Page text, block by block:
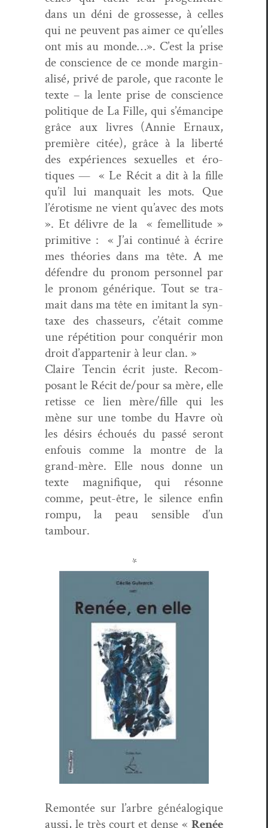
dans un déni de grossesse, à celles
qui ne peu­vent pas aimer ce qu’elles
ont mis au monde…». C’est la prise
de con­science de ce monde mar­gin­
al­isé, privé de parole, que racon­te le
texte – la lente prise de con­science
poli­tique de La Fille, qui s’é­mancipe
grâce aux livres (Annie Ernaux,
pre­mière citée), grâce à la lib­erté
des expéri­ences sex­uelles et éro­
tiques — « Le Réc­it a dit à la fille
qu’il lui man­quait les mots. Que
l’éro­tisme ne vient qu’avec des mots
». Et délivre de la « femel­li­tude »
prim­i­tive : « J’ai con­tin­ué à écrire
mes théories dans ma tête. A me
défendre du pronom per­son­nel par
le pronom générique. Tout se tra­
mait dans ma tête en imi­tant la syn­
taxe des chas­seurs, c’é­tait comme
une répéti­tion pour con­quérir mon
droit d’ap­partenir à leur clan. »
Claire Tencin écrit juste. Recom­
posant le Réc­it de/pour sa mère, elle
retisse ce lien mère/fille qui les
mène sur une tombe du Havre où
les désirs échoués du passé seront
enfouis comme la mon­tre de la
grand-mère. Elle nous donne un
texte mag­nifique, qui résonne
comme, peut-être, le silence enfin
rompu, la peau sen­si­ble d’un
tambour.
*
Remon­tée sur l’ar­bre généalogique
aus­si, le très court et dense « Renée